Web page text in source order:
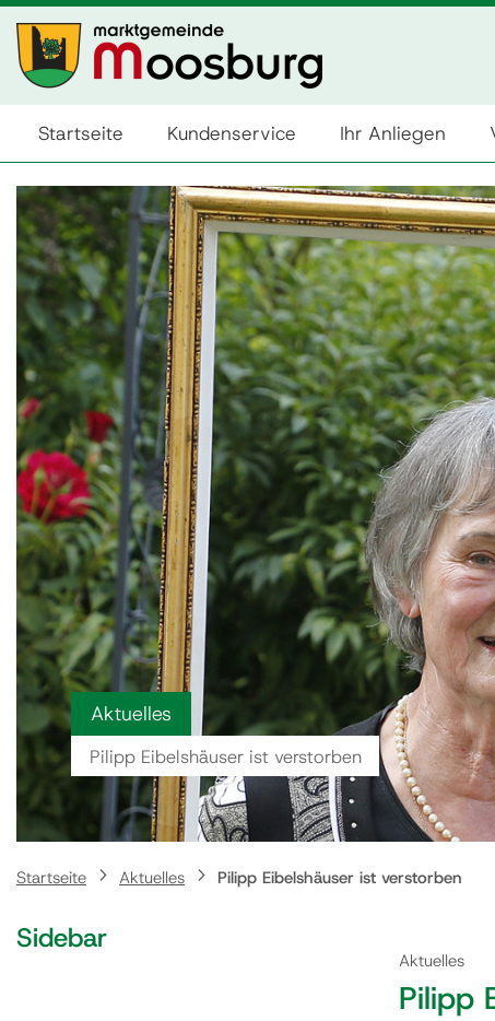
Startseite Kundenservice Ihr Anliegen
Aktuelles
Pilipp Eibelshäuser ist verstorben
Startseite Aktuelles Pilipp Eibelshäuser ist verstorben
Aktuelles
Pilipp
Sidebar